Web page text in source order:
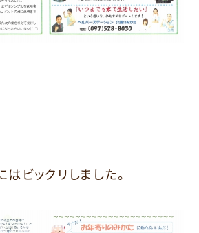
ビックリしました。